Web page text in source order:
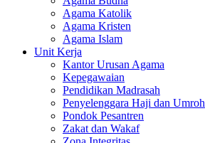
Agama Katolik
Agama Kristen
Agama Islam
Unit Kerja
Kantor Urusan Agama
Kepegawaian
Pendidikan Madrasah
Penyelenggara Haji dan Umroh
Pondok Pesantren
Zakat dan Wakaf